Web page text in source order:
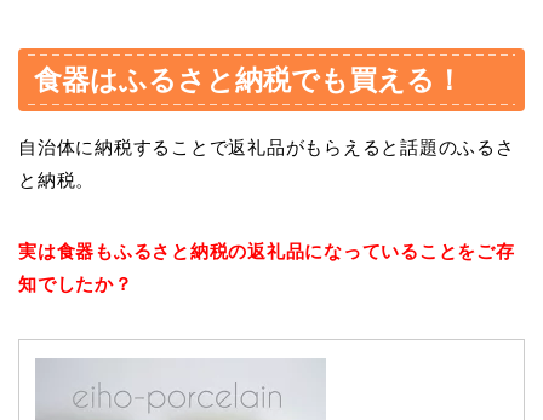
食器はふるさと納税でも買える！
自治体に納税することで返礼品がもらえると話題のふるさ
と納税。
実は食器もふるさと納税の返礼品になっていることをご存
知でしたか？